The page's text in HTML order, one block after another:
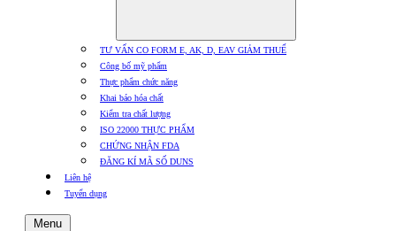
TƯ VẤN CO FORM E, AK, D, EAV GIẢM THUẾ
Công bố mỹ phẩm
Thực phẩm chức năng
Khai báo hóa chất
Kiểm tra chất lượng
ISO 22000 THỰC PHẨM
CHỨNG NHẬN FDA
ĐĂNG KÍ MÃ SỐ DUNS
Liên hệ
Tuyển dụng
Menu